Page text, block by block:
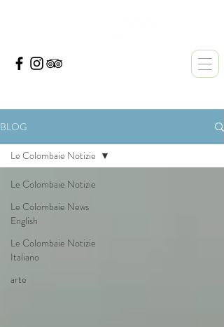
BLOG
Le Colombaie Notizie
Le Colombaie News
English
Le Colombaie Notizie
Italiano
arte
Le Colombaie Notizie